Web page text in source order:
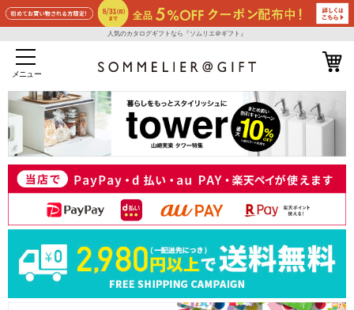
人気のカタログギフトなら『ソムリエ＠ギフト』
メニュー